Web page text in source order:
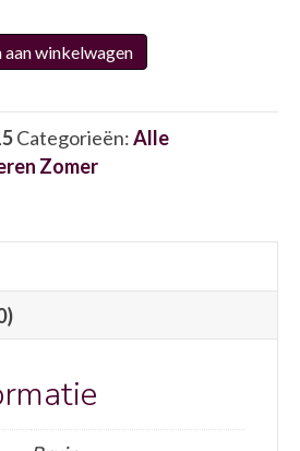
aan winkelwagen
Categorieën:Alle
Zomer